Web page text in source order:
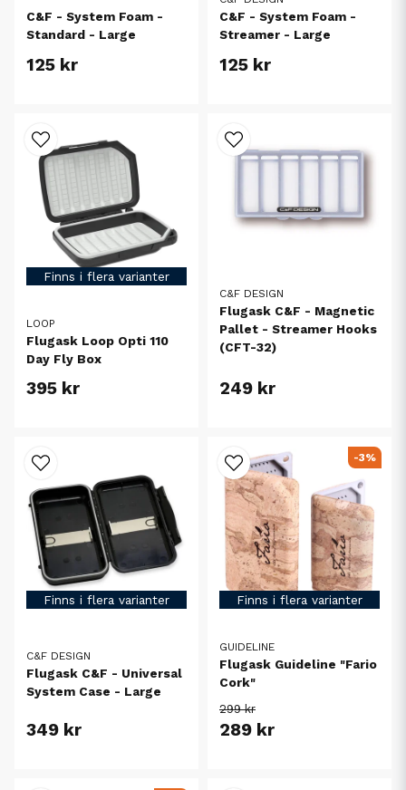
C&F - System Foam -
Standard - Large
125 kr
C&F - System Foam -
Streamer - Large
125 kr
Finns i flera varianter
LOOP
Flugask Loop Opti 110
Day Fly Box
395 kr
C&F DESIGN
Flugask C&F - Magnetic
Pallet - Streamer Hooks
(CFT-32)
249 kr
Finns i flera varianter
C&F DESIGN
Flugask C&F - Universal
System Case - Large
349 kr
Finns i flera varianter
GUIDELINE
Flugask Guideline "Fario
Cork"
299 kr
289 kr
-3%